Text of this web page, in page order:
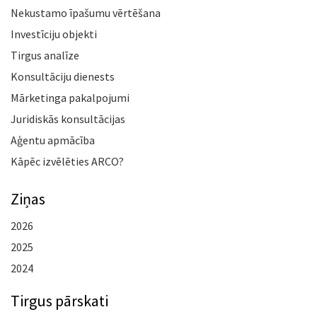
Nekustamo īpašumu vērtēšana
Investīciju objekti
Tirgus analīze
Konsultāciju dienests
Mārketinga pakalpojumi
Juridiskās konsultācijas
Aģentu apmācība
Kāpēc izvēlēties ARCO?
Ziņas
2026
2025
2024
Tirgus pārskati